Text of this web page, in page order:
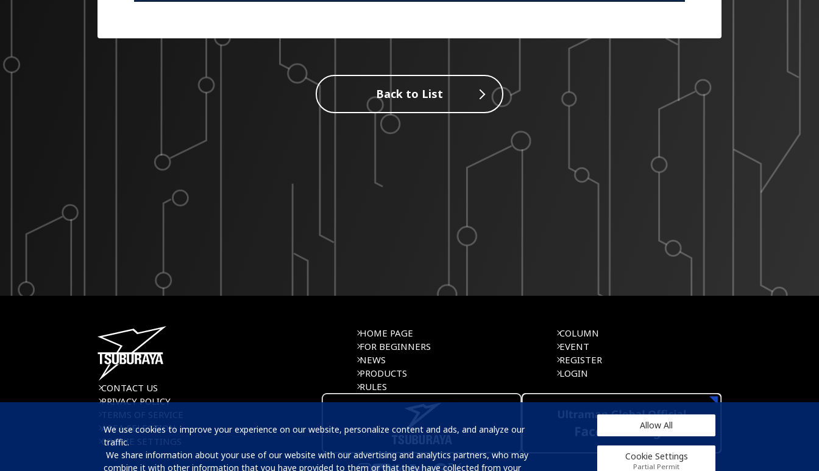
Back to List
CONTACT US
PRIVACY POLICY
TERMS OF SERVICE
AREA SELECTION
COOKIE SETTINGS
HOME PAGE
FOR BEGINNERS
NEWS
PRODUCTS
RULES
COLUMN
EVENT
REGISTER
LOGIN
We use cookies to improve your experience on our website, personalize content and ads, and analyze our
traffic.
combine it with other information that you have provided to them or that they have collected from your
Allow All
Cookie Settings
Partial Permit